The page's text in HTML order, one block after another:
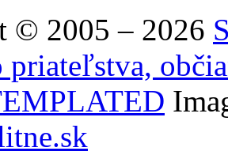
© 2005 – 2026